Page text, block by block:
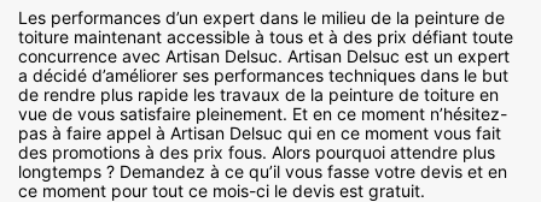
Les performances d’un expert dans le milieu de la peinture de
toiture maintenant accessible à tous et à des prix défiant toute
concurrence avec Artisan Delsuc. Artisan Delsuc est un expert
a décidé d’améliorer ses performances techniques dans le but
de rendre plus rapide les travaux de la peinture de toiture en
vue de vous satisfaire pleinement. Et en ce moment n’hésitez-
pas à faire appel à Artisan Delsuc qui en ce moment vous fait
des promotions à des prix fous. Alors pourquoi attendre plus
longtemps ? Demandez à ce qu’il vous fasse votre devis et en
ce moment pour tout ce mois-ci le devis est gratuit.